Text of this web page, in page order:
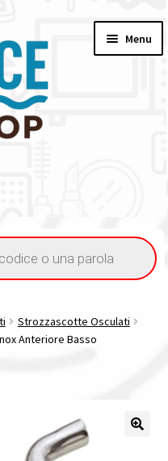
Menu
Strozzascotte Osculati
Anteriore Basso